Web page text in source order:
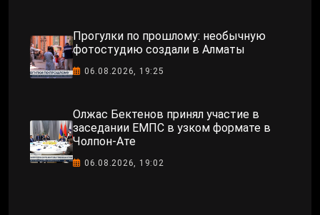
Прогулки по прошлому: необычную
фотостудию создали в Алматы
06.08.2026, 19:25
Олжас Бектенов принял участие в
заседании ЕМПС в узком формате в
Чолпон-Ате
06.08.2026, 19:02